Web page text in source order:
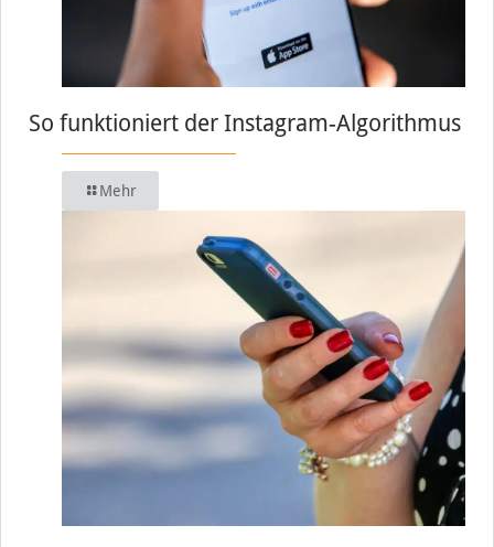
So funktioniert der Instagram-Algorithmus
Mehr